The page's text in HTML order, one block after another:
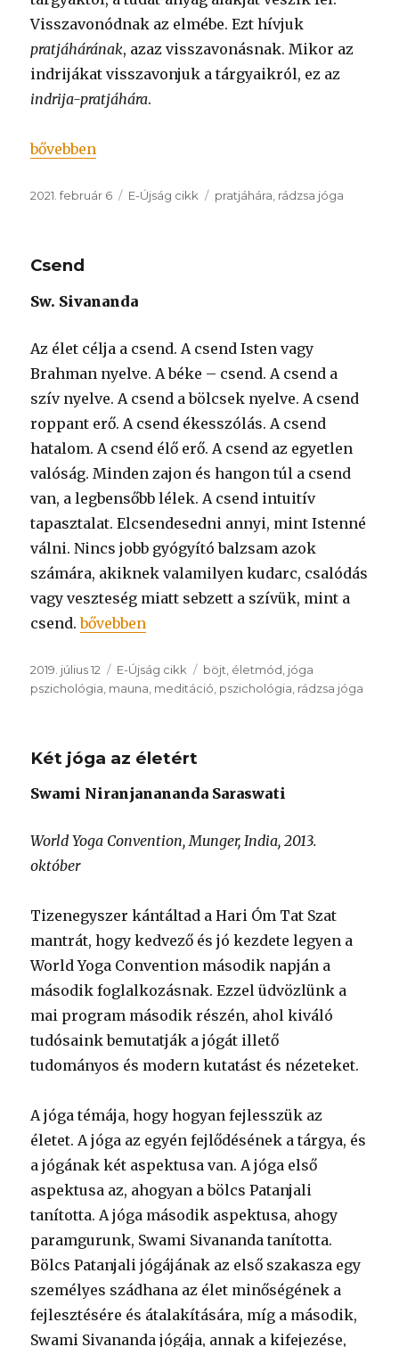
Visszavonódnak az elmébe. Ezt hívjuk
pratjáhárának, azaz visszavonásnak. Mikor az
indrijákat visszavonjuk a tárgyaikról, ez az
indrija-pratjáhára.
„Pratyahara – Pratjáhára”
bővebben
Közzétéve
2021. február 6 Kategória
E-Újság cikk Címke
pratjáhára, rádzsa jóga
Csend
Sw. Sivananda
Az élet célja a csend. A csend Isten vagy
Brahman nyelve. A béke – csend. A csend a
szív nyelve. A csend a bölcsek nyelve. A csend
roppant erő. A csend ékesszólás. A csend
hatalom. A csend élő erő. A csend az egyetlen
valóság. Minden zajon és hangon túl a csend
van, a legbensőbb lélek. A csend intuitív
tapasztalat. Elcsendesedni annyi, mint Istenné
válni. Nincs jobb gyógyító balzsam azok
számára, akiknek valamilyen kudarc, csalódás
vagy veszteség miatt sebzett a szívük, mint a
csend.„Csend”
bővebben
Közzétéve
2019. július 12 Kategória
E-Újság cikk Címke
böjt életmód jóga
pszichológia mauna meditáció pszichológia rádzsa jóga
Két jóga az életért
Swami Niranjanananda Saraswati
World Yoga Convention, Munger, India, 2013.
október
Tizenegyszer kántáltad a Hari Óm Tat Szat
mantrát, hogy kedvező és jó kezdete legyen a
World Yoga Convention második napján a
második foglalkozásnak. Ezzel üdvözlünk a
mai program második részén, ahol kiváló
tudósaink bemutatják a jógát illető
tudományos és modern kutatást és nézeteket.
A jóga témája, hogy hogyan fejlesszük az
életet. A jóga az egyén fejlődésének a tárgya, és
a jógának két aspektusa van. A jóga első
aspektusa az, ahogyan a bölcs Patanjali
tanította. A jóga második aspektusa, ahogy
paramgurunk, Swami Sivananda tanította.
Bölcs Patanjali jógájának az első szakasza egy
személyes szádhana az élet minőségének a
fejlesztésére és átalakítására, míg a második,
Swami Sivananda jógája, annak a kifejezése,